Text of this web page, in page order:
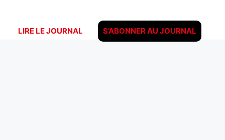
LIRE LE JOURNAL S’ABONNER AU JOURNAL